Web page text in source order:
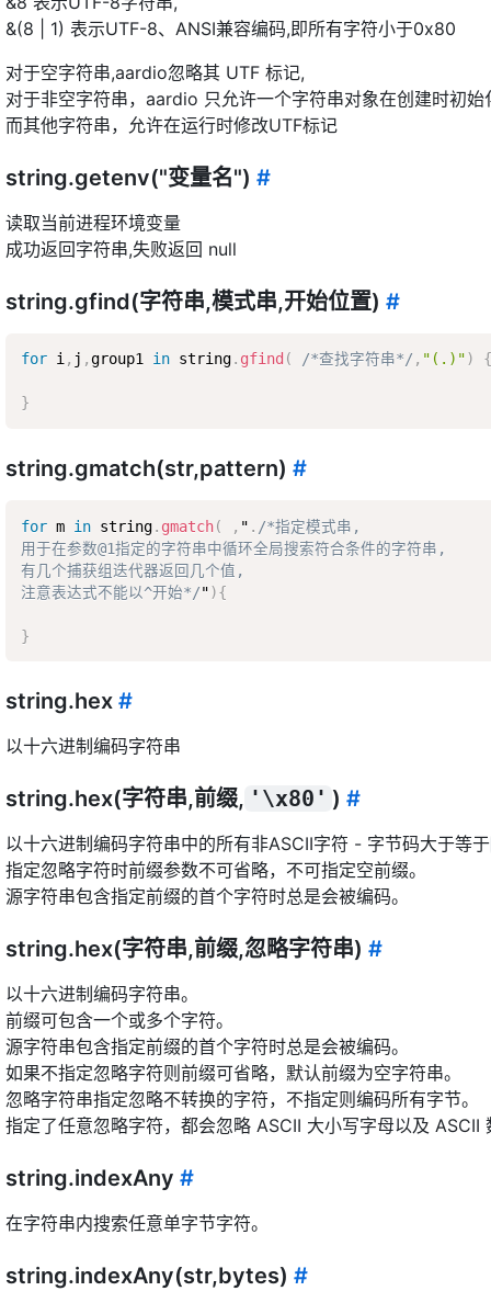
&(8 | 1) 表示UTF-8、ANSI兼容编码,即所有字符小于0x80
对于空字符串,aardio忽略其 UTF 标记,
对于非空字符串，aardio 只允许一个字符串对象在创建时初始
而其他字符串，允许在运行时修改UTF标记
string.getenv("变量名") #
读取当前进程环境变量
成功返回字符串,失败返回 null
string.gfind(字符串,模式串,开始位置) #
for i, j ,group1 in string. gfind ( /*查找字符串*/ , "(.)") {
}
string.gmatch(str,pattern) #
for m in string. gmatch( , " . /*指定模式串,
用于在参数@1指定的字符串中循环全局搜索符合条件的字符串,
有几个捕获组迭代器返回几个值,
注意表达式不能以^开始*/"){
}
string.hex #
以十六进制编码字符串
string.hex(字符串,前缀, '\x80' ) #
以十六进制编码字符串中的所有非ASCII字符 - 字节码大于等于
指定忽略字符时前缀参数不可省略，不可指定空前缀。
源字符串包含指定前缀的首个字符时总是会被编码。
string.hex(字符串,前缀,忽略字符串) #
以十六进制编码字符串。
前缀可包含一个或多个字符。
源字符串包含指定前缀的首个字符时总是会被编码。
如果不指定忽略字符则前缀可省略，默认前缀为空字符串。
忽略字符串指定忽略不转换的字符，不指定则编码所有字节。
指定了任意忽略字符，都会忽略 ASCII 大小写字母以及 ASCII
string.indexAny #
在字符串内搜索任意单字节字符。
string.indexAny(str,bytes) #